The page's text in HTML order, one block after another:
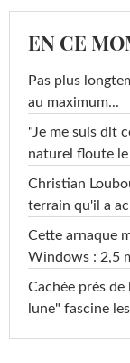
EN CE
Pas plus
au maximum...
"Je me suis dit
naturel floute
Christian
terrain qu'il a
Cette arnaque
Windows : 2,5
Cachée près de
lune" fascine